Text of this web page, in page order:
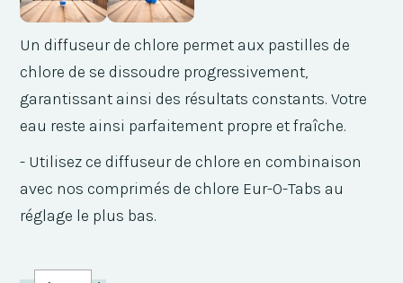
Un diffuseur de chlore permet aux pastilles de
chlore de se dissoudre progressivement,
garantissant ainsi des résultats constants. Votre
eau reste ainsi parfaitement propre et fraîche.
- Utilisez ce diffuseur de chlore en combinaison
avec nos comprimés de chlore Eur-O-Tabs au
réglage le plus bas.